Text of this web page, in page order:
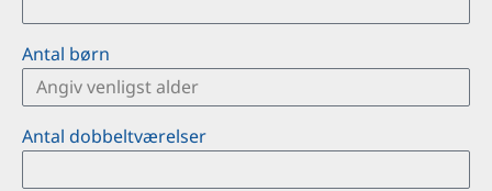
Antal børn
Antal dobbeltværelser